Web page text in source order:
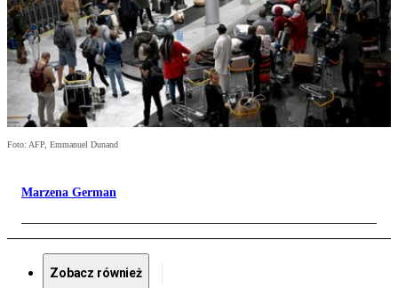
Foto: AFP, Emmanuel Dunand
Marzena German
Zobacz również